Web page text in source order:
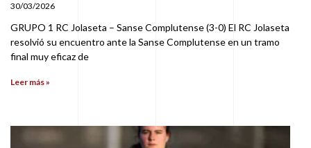
30/03/2026
GRUPO 1 RC Jolaseta – Sanse Complutense (3-0) El RC Jolaseta
resolvió su encuentro ante la Sanse Complutense en un tramo
final muy eficaz de
Leer más »